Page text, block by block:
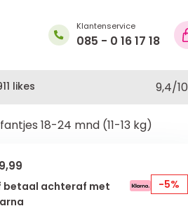
Klantenservice
085 - 0 16 17 18
likes 9,4/10
18-24 mnd (11-13 kg)
betaal achteraf met
-5%